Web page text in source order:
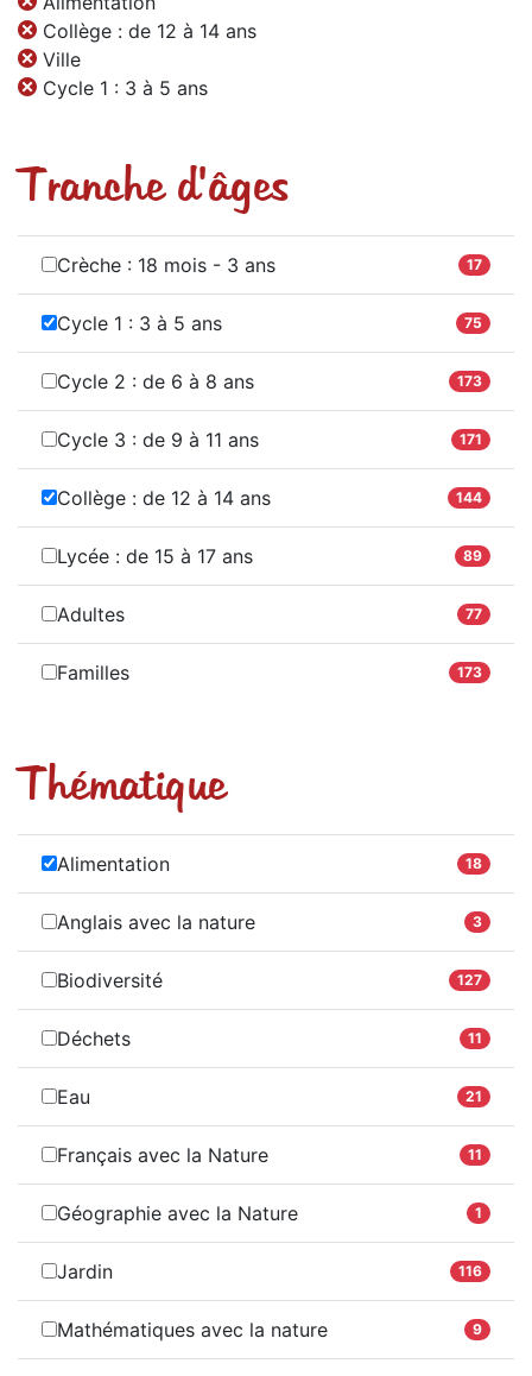
Collège : de 12 à 14 ans
Ville
Cycle 1 : 3 à 5 ans
Tranche d'âges
Crèche : 18 mois - 3 ans 17
Cycle 1 : 3 à 5 ans 75
Cycle 2 : de 6 à 8 ans 173
Cycle 3 : de 9 à 11 ans 171
Collège : de 12 à 14 ans 144
Lycée : de 15 à 17 ans 89
Adultes 77
Familles 173
Thématique
Alimentation 18
Anglais avec la nature 3
Biodiversité 127
Déchets 11
Eau 21
Français avec la Nature 11
Géographie avec la Nature 1
Jardin 116
Mathématiques avec la nature 9